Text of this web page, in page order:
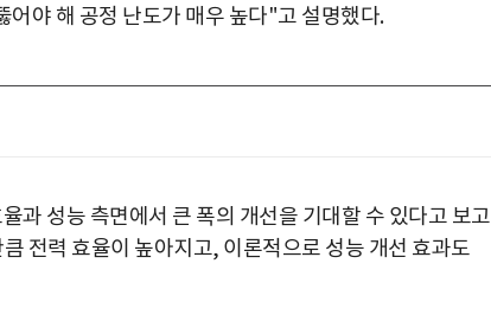
야 해 공정 난도가 매우 높다"고 설명했다.
과 성능 측면에서 큰 폭의 개선을 기대할 수 있다고 보고
전력 효율이 높아지고, 이론적으로 성능 개선 효과도